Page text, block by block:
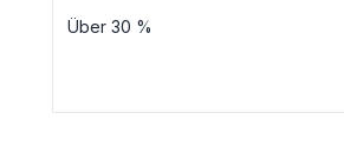
Über 30 %